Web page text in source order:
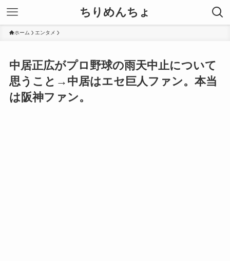
ちりめんちょ
ホーム エンタメ
中居正広がプロ野球の雨天中止について
思うこと→中居はエセ巨人ファン。本当
は阪神ファン。